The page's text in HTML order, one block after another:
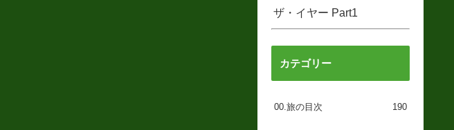
ザ・イヤー Part1
カテゴリー
00.旅の目次 190